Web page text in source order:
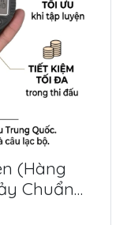
(Hàng
Chuẩn